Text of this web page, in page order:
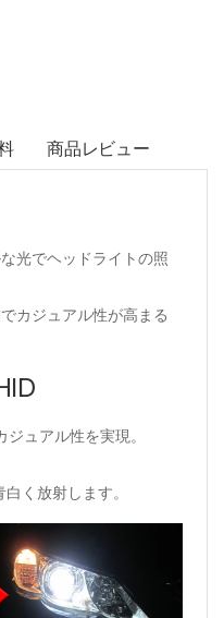
商品レビュー
光でヘッドライトの照
カジュアル性が高まる
ュアル性を実現。
く放射します。